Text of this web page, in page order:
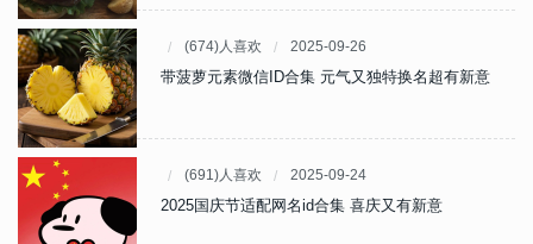
(674)人喜欢 2025-09-26
带菠萝元素微信ID合集 元气又独特换名超有新意
(691)人喜欢 2025-09-24
2025国庆节适配网名id合集 喜庆又有新意